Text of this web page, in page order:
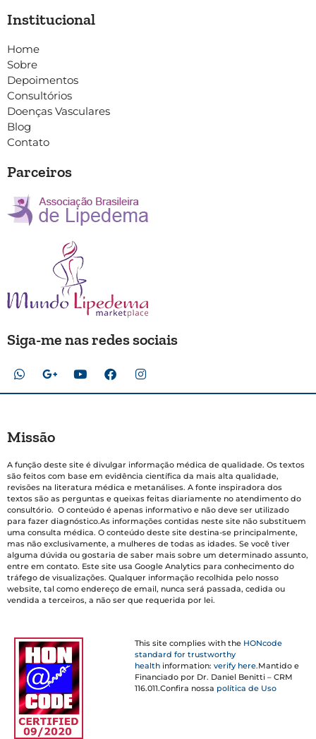
Institucional
Home
Sobre
Depoimentos
Consultórios
Doenças Vasculares
Blog
Contato
Parceiros
Siga-me nas redes sociais
Missão
A função deste site é divulgar informação médica de qualidade. Os textos
são feitos com base em evidência científica da mais alta qualidade,
revisões na literatura médica e metanálises. A fonte inspiradora dos
textos são as perguntas e queixas feitas diariamente no atendimento do
consultório. O conteúdo é apenas informativo e não deve ser utilizado
para fazer diagnóstico.As informações contidas neste site não substituem
uma consulta médica. O conteúdo deste site destina-se principalmente,
mas não exclusivamente, a mulheres de todas as idades. Se você tiver
alguma dúvida ou gostaria de saber mais sobre um determinado assunto,
entre em contato. Este site usa Google Analytics para conhecimento do
tráfego de visualizações. Qualquer informação recolhida pelo nosso
website, tal como endereço de email, nunca será passada, cedida ou
vendida a terceiros, a não ser que requerida por lei.
This site complies with the HONcode
standard for trustworthy
health information:verify here.Mantido e
Financiado por Dr. Daniel Benitti – CRM
116.011.Confira nossa política de Uso